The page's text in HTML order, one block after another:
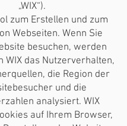
„WIX“).
zum Erstellen und zum
Webseiten. Wenn Sie
besuchen, werden
WIX das Nutzerverhalten,
die Region der
und die
analysiert. WIX
auf Ihrem Browser,